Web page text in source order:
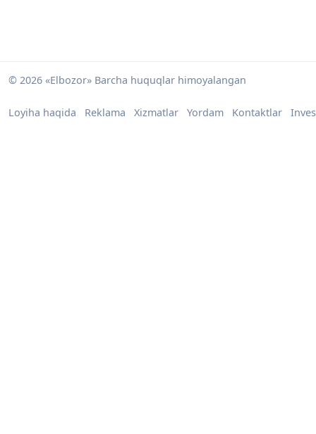
© 2026 «Elbozor» Barcha huquqlar himoyalangan
Loyiha haqida Reklama Xizmatlar Yordam Kontaktlar